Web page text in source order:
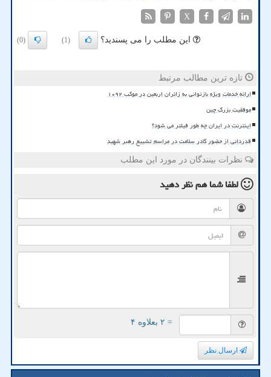
X
این مطلب را می پسندید؟ (1)
(0)
تازه ترین مطالب مرتبط
ارائه خدمات ویژه بازتوانی به زائران اربعین در موکب ۱۰۹۲
موفقیت بزرگ چین
اینترنت در ایران چه طور فیلتر می شود؟
قدردانی از حضور کادر سلامت در مراسم تشییع رهبر شهید
نظرات بینندگان در مورد این مطلب
لطفا شما همنظر دهید
= ۲ بعلاوه ۴
ارسال نظر